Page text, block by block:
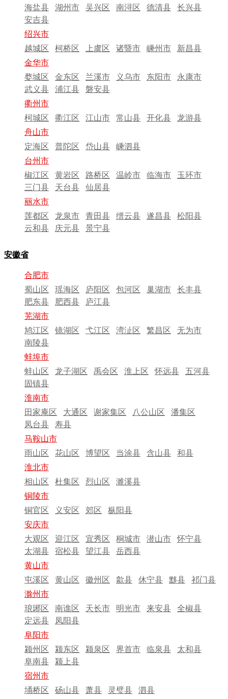
海盐县
湖州市 吴兴区 南浔区 德清县
长兴县
安吉县
绍兴市
越城区
柯桥区 上虞区 诸暨市 嵊州市
新昌县
金华市
婺城区
金东区 兰溪市 义乌市 东阳市
永康市
武义县
浦江县
磐安县
衢州市
柯城区
衢江区 江山市 常山县 开化县
龙游县
舟山市
定海区
普陀区 岱山县
嵊泗县
台州市
椒江区
黄岩区 路桥区 温岭市 临海市
玉环市
三门县
天台县
仙居县
丽水市
莲都区
龙泉市 青田县 缙云县 遂昌县
松阳县
云和县
庆元县 景宁县
安徽省
合肥市
蜀山区
瑶海区 庐阳区 包河区 巢湖市
长丰县
肥东县
肥西县
庐江县
芜湖市
鸠江区
镜湖区 弋江区 湾沚区 繁昌区
无为市
南陵县
蚌埠市
蚌山区
龙子湖区 禹会区 淮上区 怀远县
五河县
固镇县
淮南市
田家庵区
大通区 谢家集区 八公山区
潘集区
凤台县
寿县
马鞍山市
雨山区
花山区 博望区 当涂县 含山县
和县
淮北市
相山区
杜集区 烈山区
濉溪县
铜陵市
铜官区
义安区 郊区
枞阳县
安庆市
大观区
迎江区 宜秀区 桐城市 潜山市
怀宁县
太湖县
宿松县 望江县
岳西县
黄山市
屯溪区
黄山区 徽州区 歙县 休宁县 黟县
祁门县
滁州市
琅琊区
南谯区 天长市 明光市 来安县
全椒县
定远县
凤阳县
阜阳市
颍州区
颍东区 颍泉区 界首市 临泉县
太和县
阜南县
颍上县
宿州市
埇桥区
砀山县 萧县 灵璧县
泗县